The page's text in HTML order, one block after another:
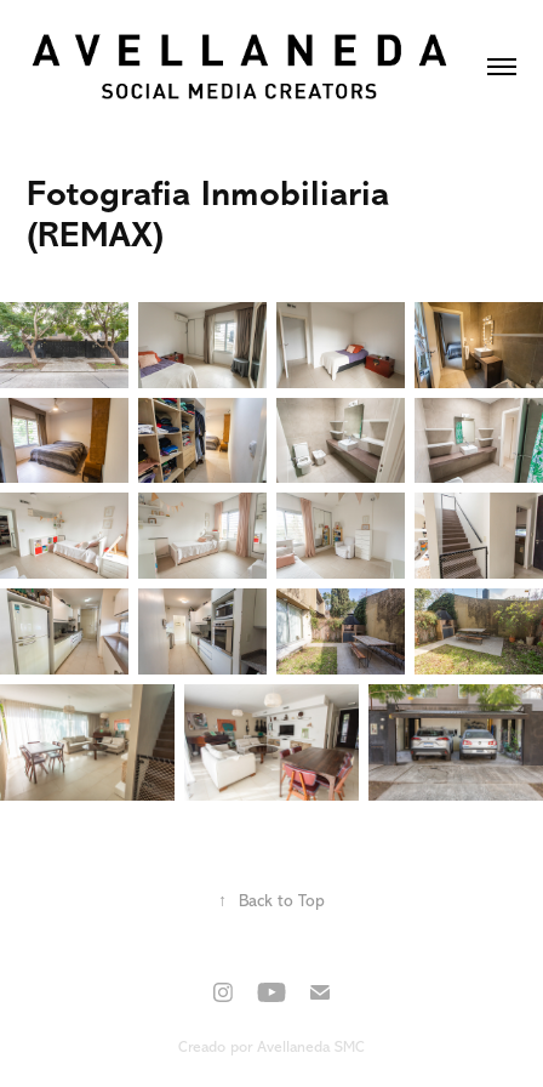
Fotografia Inmobiliaria
(REMAX)
↑ Back to Top
Creado por Avellaneda SMC